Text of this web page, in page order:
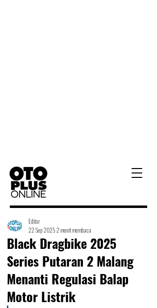
Black Dragbike 2025
Series Putaran 2 Malang
Menanti Regulasi Balap
Motor Listrik
Editor
22 Sep 20252 menit membaca